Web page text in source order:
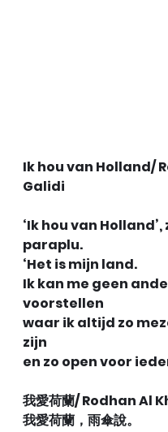
Ik hou van Holland/
Galidi
‘Ik hou van Holland’,
paraplu.
‘Het is mijn land.
Ik kan me geen
voorstellen
waar ik altijd zo
zijn
en zo open voor
我愛荷蘭/ Rodhan Al
我愛荷蘭，雨傘說。